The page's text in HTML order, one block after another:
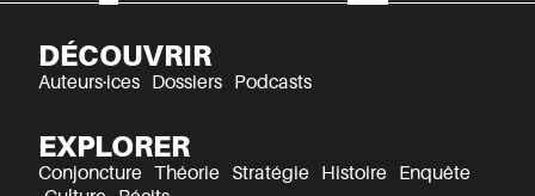
DÉCOUVRIR
Auteurs·ices Dossiers Podcasts
EXPLORER
Conjoncture Théorie Stratégie Histoire
Enquête